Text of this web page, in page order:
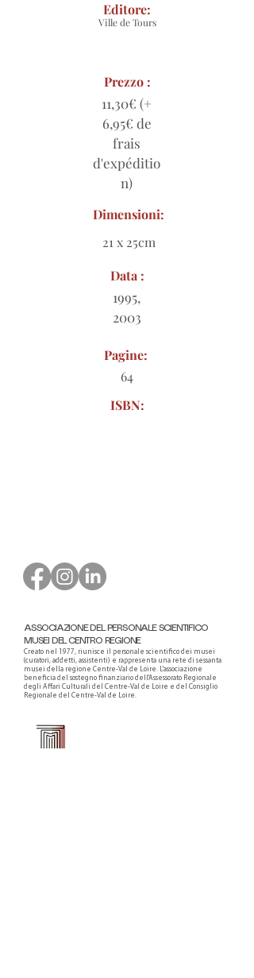
Ville de Tours
Editore:
Prezzo :
11,30€ (+
6,95€ de
frais
d'expéditio
n)
Dimensioni:
21 x 25cm
Data :
1995,
2003
Pagine:
64
ISBN:
ASSOCIAZIONE DEL PERSONALE SCIENTIFICO
MUSEI DEL CENTRO REGIONE
Creato nel 1977, riunisce il personale scientifico dei musei
(curatori, addetti, assistenti) e rappresenta una rete di sessanta
musei della regione Centre-Val de Loire. L'associazione
beneficia del sostegno finanziario dell'Assessorato Regionale
degli Affari Culturali del Centre-Val de Loire e del Consiglio
Regionale del Centre-Val de Loire.